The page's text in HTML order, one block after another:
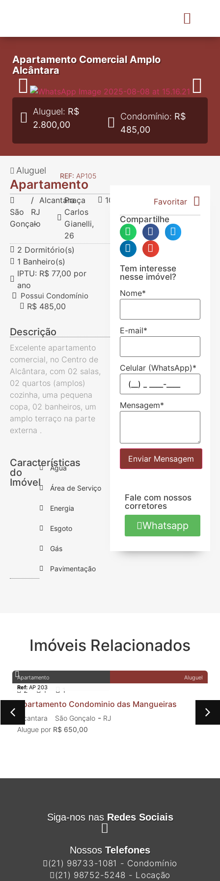
Apartamento Comercial Amplo
Alcântara
Aluguel: R$
2.800,00
Condomínio: R$
485,00
Aluguel
Apartamento
REF: AP105
São
Gonçalo
/
RJ
-
AlcantaraPraça
Carlos
Gianelli,
26
105
2 Dormitório(s)
1 Banheiro(s)
IPTU: R$ 77,00 por
ano
Possui Condomínio
R$ 485,00
Descrição
Excelente apartamento
comercial, no Centro de
Alcântara, com 02 salas,
02 quartos (amplos)
cozinha, uma pequena
copa, 02 banheiros, um
amplo terraço na parte
externa .
Características
do
Imóvel
Água
Área de Serviço
Energia
Esgoto
Gás
Pavimentação
Favoritar
Compartilhe
Tem interesse
nesse imóvel?
Nome*
E-mail*
Celular (WhatsApp)*
Mensagem*
Enviar Mensagem
Fale com nossos
corretores
Whatsapp
Imóveis Relacionados
Condominio das Mangueiras
Gonçalo- RJ
650,00
Apartamento
Casa
Siga-nos nas Redes Sociais
Nossos Telefones
(21) 98733-1081 - Condomínio
(21) 98752-5248 - Locação